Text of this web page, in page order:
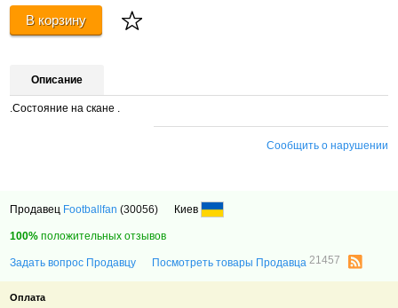
В корзину
Описание
.Состояние на скане .
Сообщить о нарушении
Продавец Footballfan (30056) Киев
100% положительных отзывов
Задать вопрос Продавцу Посмотреть товары Продавца21457
Оплата